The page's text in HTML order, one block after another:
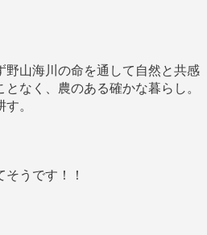
野山海川の命を通して自然と共感
なく、農のある確かな暮らし。
。
うです！！